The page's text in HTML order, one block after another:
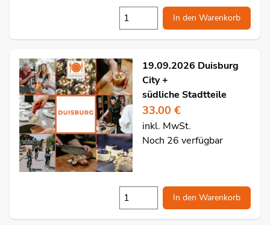
In den Warenkorb
19.09.2026 Duisburg
City +
südliche Stadtteile
33.00 €
inkl. MwSt.
Noch 26 verfügbar
In den Warenkorb